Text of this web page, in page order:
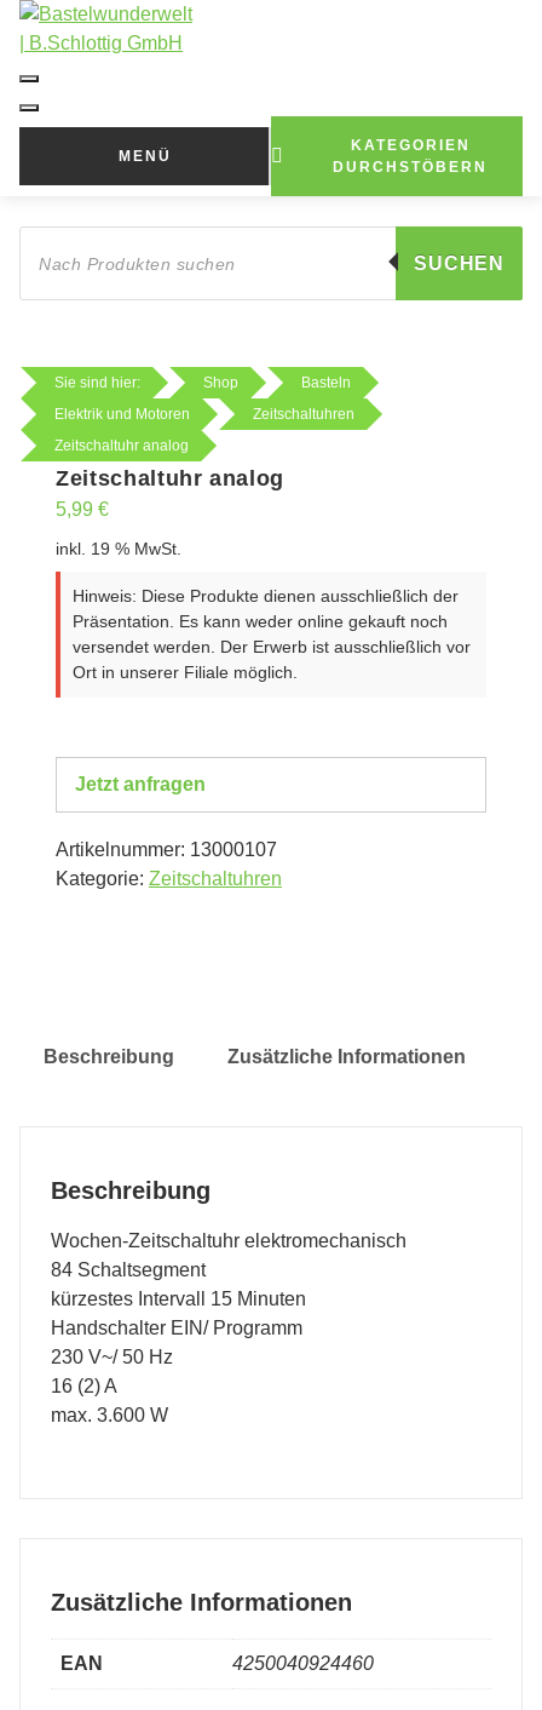
Zum
Inhalt
springen
MENÜ
KATEGORIEN
DURCHSTÖBERN
Products
search
SUCHEN
Sie sind hier: Shop
Basteln
Elektrik und Motoren
Zeitschaltuhren
Zeitschaltuhr analog
Zeitschaltuhr analog
5,99 €
inkl. 19 % MwSt.
Hinweis: Diese Produkte dienen ausschließlich der
Präsentation. Es kann weder online gekauft noch
versendet werden. Der Erwerb ist ausschließlich vor
Ort in unserer Filiale möglich.
Jetzt anfragen
Artikelnummer: 13000107
Kategorie: Zeitschaltuhren
Beschreibung Zusätzliche Informationen
Beschreibung
Wochen-Zeitschaltuhr elektromechanisch
84 Schaltsegment
kürzestes Intervall 15 Minuten
Handschalter EIN/ Programm
230 V~/ 50 Hz
16 (2) A
max. 3.600 W
Zusätzliche Informationen
EAN 4250040924460